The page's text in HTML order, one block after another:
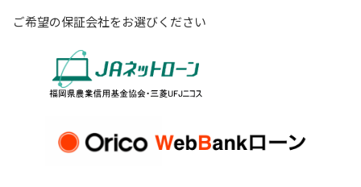
ご希望の保証会社をお選びください